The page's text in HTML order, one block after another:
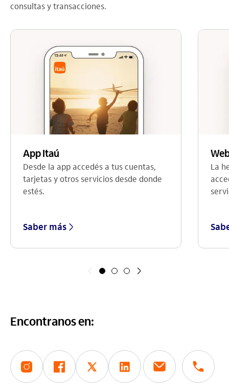
consultas y transacciones.
App Itaú
Desde la app accedés a tus cuentas,
tarjetas y otros servicios desde donde
estés.
Saber más
La
Encontranos en: